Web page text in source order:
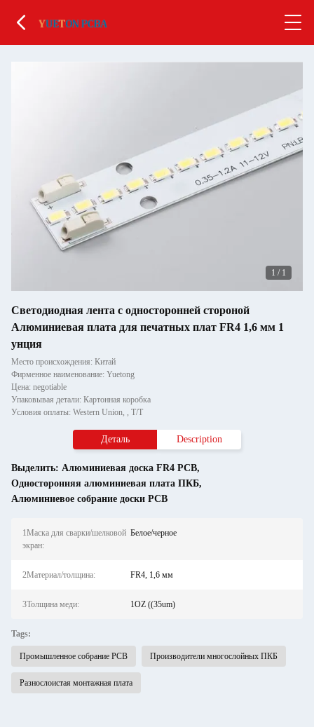
1 / 1
Светодиодная лента с односторонней стороной
Алюминиевая плата для печатных плат FR4 1,6 мм 1
унция
Место происхождения: Китай
Фирменное наименование: Yuetong
Цена: negotiable
Упаковывая детали: Картонная коробка
Условия оплаты: Western Union, , T/T
Деталь Description
Выделить: Алюминиевая доска FR4 PCB,
Односторонняя алюминиевая плата ПКБ,
Алюминиевое собрание доски PCB
1Маска для сварки/шелковой
экран:
Белое/черное
2Материал/толщина: FR4, 1,6 мм
3Толщина меди: 1OZ ((35um)
Tags:
Промышленное собрание PCB Производители многослойных ПКБ
Разнослоистая монтажная плата